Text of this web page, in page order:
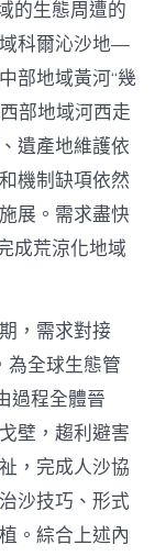
的生態周遭的
科爾沁沙地—
部地域黃河“幾
部地域河西走
遺產地維護依
機制缺項依然
展。需求盡快
成荒涼化地域
，需求對接
為全球生態管
過程全體晉
壁，趨利避害
，完成人沙協
沙技巧、形式
。綜合上述內